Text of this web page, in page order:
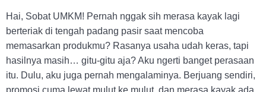
Hai, Sobat UMKM! Pernah nggak sih merasa kayak lagi
berteriak di tengah padang pasir saat mencoba
memasarkan produkmu? Rasanya usaha udah keras, tapi
hasilnya masih… gitu-gitu aja? Aku ngerti banget perasaan
itu. Dulu, aku juga pernah mengalaminya. Berjuang sendiri,
promosi cuma lewat mulut ke mulut, dan merasa kayak ada